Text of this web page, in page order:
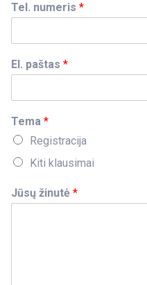
Tel. numeris *
El. paštas *
Tema *
Registracija
Kiti klausimai
Jūsų žinutė *